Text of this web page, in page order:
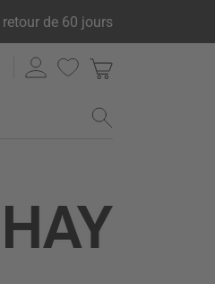
de 60 jours